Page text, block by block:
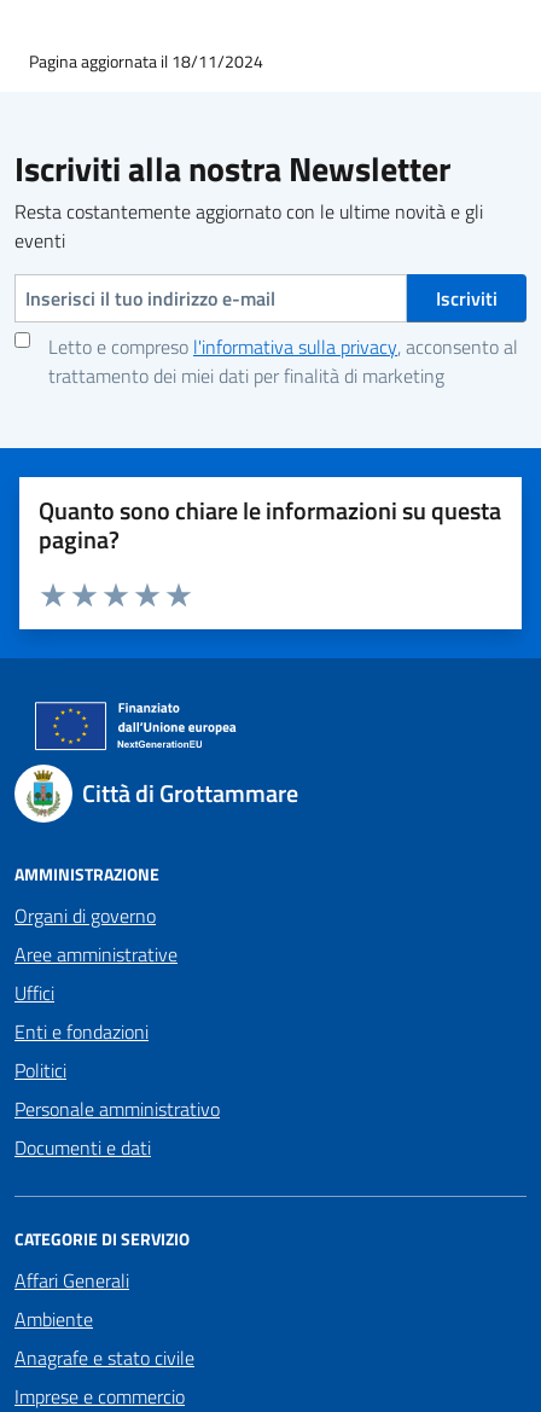
Pagina aggiornata il 18/11/2024
Iscriviti alla nostra Newsletter
Resta costantemente aggiornato con le ultime novità e gli
eventi
Indirizzo e-mail
Letto e compreso l'informativa sulla privacy, acconsento al
trattamento dei miei dati per finalità di marketing
Quanto sono chiare le informazioni su questa
pagina?
Valuta 5 stelle su 5
Valuta 4 stelle su 5
Valuta 3 stelle su 5
Valuta 2 stelle su 5
Valuta 1 stelle su 5
Città di Grottammare
AMMINISTRAZIONE
Organi di governo
Aree amministrative
Uffici
Enti e fondazioni
Politici
Personale amministrativo
Documenti e dati
CATEGORIE DI SERVIZIO
Affari Generali
Ambiente
Anagrafe e stato civile
Imprese e commercio